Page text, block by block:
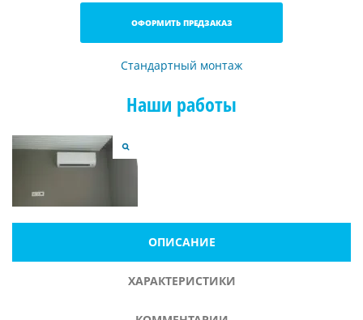
ОФОРМИТЬ ПРЕДЗАКАЗ
Стандартный монтаж
Наши работы
ОПИСАНИЕ
ХАРАКТЕРИСТИКИ